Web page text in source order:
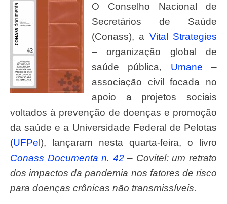
O Conselho Nacional de
Secretários de Saúde
(Conass), a Vital Strategies
– organização global de
saúde pública, Umane –
associação civil focada no
apoio a projetos sociais
voltados à prevenção de doenças e promoção
da saúde e a Universidade Federal de Pelotas
(UFPel ), lançaram nesta quarta-feira, o livro
Conass Documenta n. 42– Covitel: um retrato
dos impactos da pandemia nos fatores de risco
para doenças crônicas não transmissíveis.